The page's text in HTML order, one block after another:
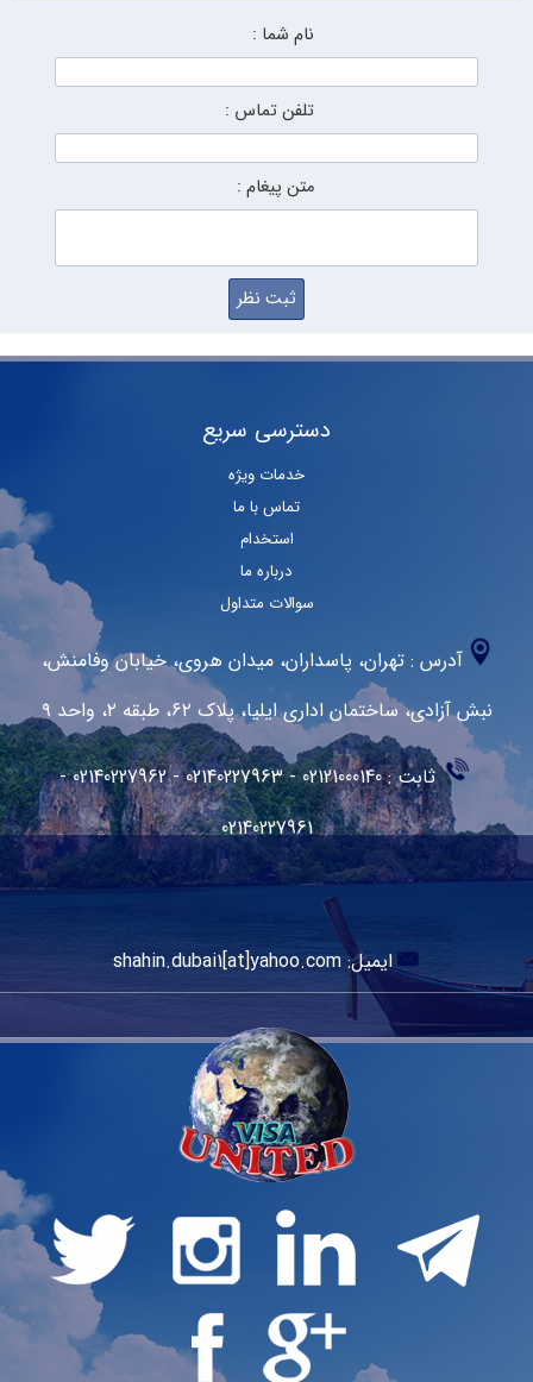
نام شما :
تلفن تماس :
متن پیغام :
دسترسی سریع
خدمات ویژه
تماس با ما
استخدام
درباره ما
سوالات متداول
آدرس : تهران، پاسداران، میدان هروی، خیابان وفا‌منش،
نبش آزادی، ساختمان اداری ایلیا، پلاک ۶۲، طبقه ۲، واحد ۹
ثابت : 02121000140 - 02140227963 - 02140227962 -
02140227961
ایمیل: shahin.dubai1[at]yahoo.com